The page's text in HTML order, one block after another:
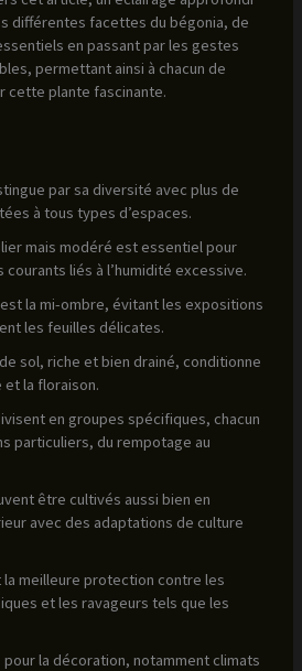
différentes facettes du bégonia, de
en passant par les gestes
permettant ainsi à chacun de
cette plante fascinante.
par sa diversité avec plus de
à tous types d’espaces.
mais modéré est essentiel pour
liés à l’humidité excessive.
la mi-ombre, évitant les expositions
les feuilles délicates.
sol, riche et bien drainé, conditionne
et la floraison.
en groupes spécifiques, chacun
particuliers, du rempotage au
être cultivés aussi bien en
avec des adaptations de culture
meilleure protection contre les
et les ravageurs tels que les
la décoration, notamment climats